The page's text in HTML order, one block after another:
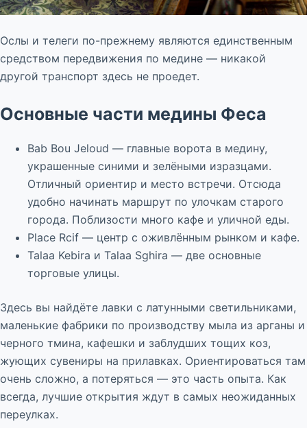
Ослы и телеги по-прежнему являются единственным
средством передвижения по медине — никакой
другой транспорт здесь не проедет.
Основные части медины Феса
Bab Bou Jeloud — главные ворота в медину,
украшенные синими и зелёными изразцами.
Отличный ориентир и место встречи. Отсюда
удобно начинать маршрут по улочкам старого
города. Поблизости много кафе и уличной еды.
Place Rcif — центр с оживлённым рынком и кафе.
Talaa Kebira и Talaa Sghira — две основные
торговые улицы.
Здесь вы найдёте лавки с латунными светильниками,
маленькие фабрики по производству мыла из арганы и
черного тмина, кафешки и заблудших тощих коз,
жующих сувениры на прилавках. Ориентироваться там
очень сложно, а потеряться — это часть опыта. Как
всегда, лучшие открытия ждут в самых неожиданных
переулках.